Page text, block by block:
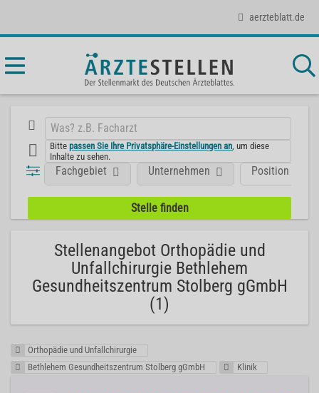
aerzteblatt.de
Bittepassen Sie Ihre Privatsphäre-Einstellungen an , um diese
Inhalte zu sehen.
Position
Fachgebiet Unternehmen
Stellenangebot Orthopädie und
Unfallchirurgie Bethlehem
Gesundheitszentrum Stolberg gGmbH
(1)
Orthopädie und Unfallchirurgie
Bethlehem Gesundheitszentrum Stolberg gGmbH
Klinik